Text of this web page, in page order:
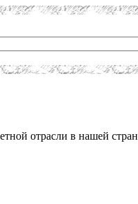
отрасли в нашей